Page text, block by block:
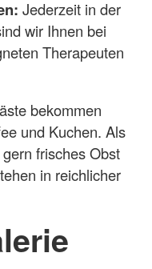
Jederzeit in der
wir Ihnen bei
Therapeuten
bekommen
und Kuchen. Als
frisches Obst
in reichlicher